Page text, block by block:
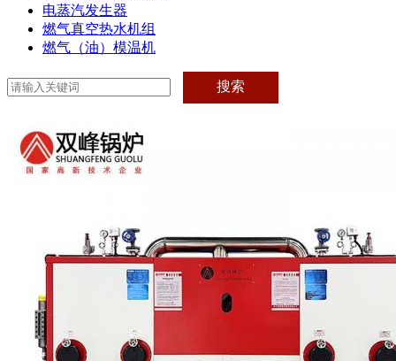
电蒸汽发生器
燃气真空热水机组
燃气（油）模温机